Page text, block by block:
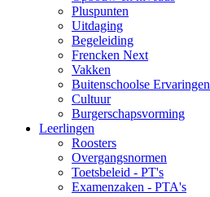
Pluspunten
Uitdaging
Begeleiding
Frencken Next
Vakken
Buitenschoolse Ervaringen
Cultuur
Burgerschapsvorming
Leerlingen
Roosters
Overgangsnormen
Toetsbeleid - PT's
Examenzaken - PTA's